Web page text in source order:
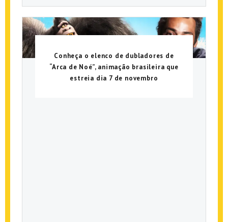
Conheça o elenco de dubladores de
“Arca de Noé”, animação brasileira que
estreia dia 7 de novembro